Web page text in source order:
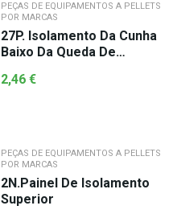
PEÇAS DE EQUIPAMENTOS A PELLETS
POR MARCAS
27P. Isolamento Da Cunha
Baixo Da Queda De
2,46 €
PEÇAS DE EQUIPAMENTOS A PELLETS
POR MARCAS
2N.Painel De Isolamento
Superior